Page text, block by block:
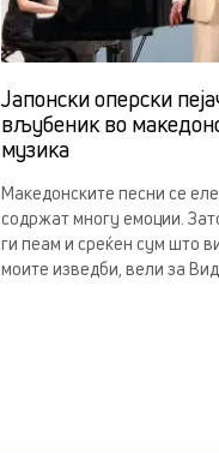
Јапонски оперски
вљубеник во
музика
Македонските песни се
содржат многу емоции.
ги пеам и среќен сум што
моите изведби, вели за